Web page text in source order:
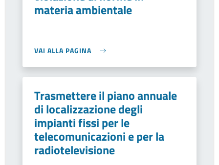
materia ambientale
VAI ALLA PAGINA
Trasmettere il piano annuale
di localizzazione degli
impianti fissi per le
telecomunicazioni e per la
radiotelevisione